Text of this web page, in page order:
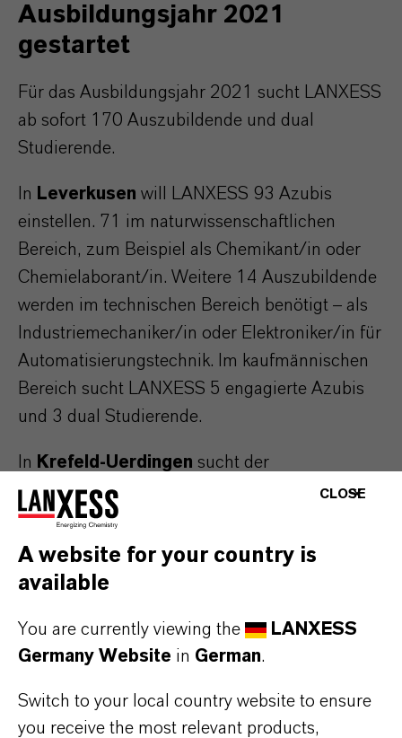
Ausbildungsjahr 2021
gestartet
Für das Ausbildungsjahr 2021 sucht LANXESS
ab sofort 170 Auszubildende und dual
Studierende.
In Leverkusen will LANXESS 93 Azubis
einstellen. 71 im naturwissenschaftlichen
Bereich, zum Beispiel als Chemikant/in oder
Chemielaborant/in. Weitere 14 Auszubildende
werden im technischen Bereich benötigt – als
Industriemechaniker/in oder Elektroniker/in für
Automatisierungstechnik. Im kaufmännischen
Bereich sucht LANXESS 5 engagierte Azubis
und 3 dual Studierende.
In Krefeld-Uerdingen sucht der
Spezialchemie-Konzern 63 Auszubildende,
davon 47 im naturwissenschaftlichen und 14
im technischen Bereich sowie 2 dual
Studierende.
In
will LANXESS 8 Azubis im
naturwissenschaftlichen Bereich als
einstellen.
CLOSE
A website for your country is
available
You are currently viewing the
LANXESS
Germany Website in German.
Switch to your local country website to ensure
you receive the most relevant products,